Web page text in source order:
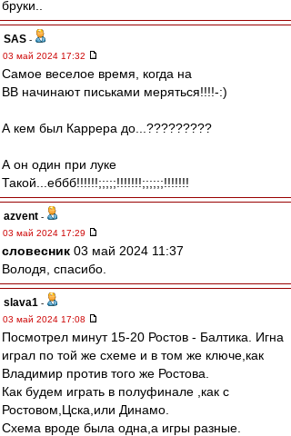
бруки..
SAS -
03 май 2024 17:32
Самое веселое время, когда на
ВВ начинают письками меряться!!!!-:)
А кем был Каррера до...?????????
А он один при луке
Такой...еббб!!!!!!;;;;;!!!!!!!;;;;;;!!!!!!!
azvent -
03 май 2024 17:29
словесник 03 май 2024 11:37
Володя, спасибо.
slava1 -
03 май 2024 17:08
Посмотрел минут 15-20 Ростов - Балтика. Игна
играл по той же схеме и в том же ключе,как
Владимир против того же Ростова.
Как будем играть в полуфинале ,как с
Ростовом,Цска,или Динамо.
Схема вроде была одна,а игры разные.